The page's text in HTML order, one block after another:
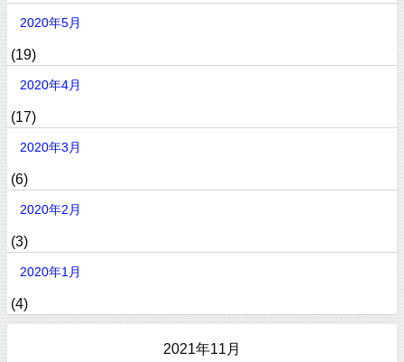
2020年5月
(19)
2020年4月
(17)
2020年3月
(6)
2020年2月
(3)
2020年1月
(4)
2021年11月